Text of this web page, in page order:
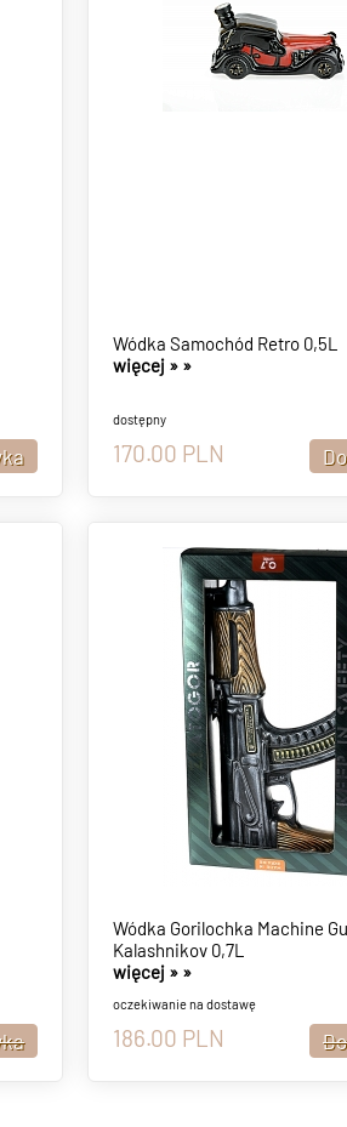
Wódka Samochód Retro 0,5L
więcej » »
dostępny
170.00 PLN
Wódka Gorilochka Machine
Kalashnikov 0,7L
więcej » »
oczekiwanie na dostawę
186.00 PLN